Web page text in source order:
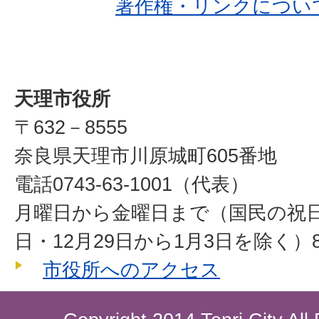
著作権・リンクについ
天理市役所
〒632－8555
奈良県天理市川原城町605番地
電話0743-63-1001（代表）
月曜日から金曜日まで（国民の祝
日・12月29日から1月3日を除く
市役所へのアクセス